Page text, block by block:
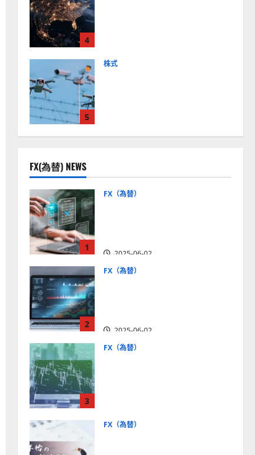
4
2025-12-16
5
株式
2025-12-16
FX(為替) NEWS
1
FX（為替）
2025-06-02
2
FX（為替）
2025-06-02
3
FX（為替）
2025-06-02
FX（為替）